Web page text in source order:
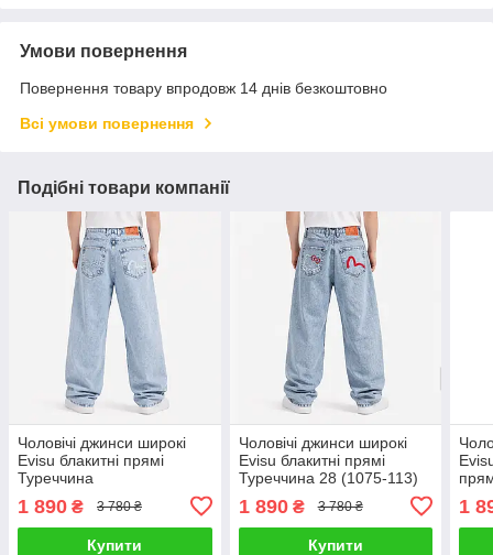
Умови повернення
Повернення товару впродовж 14 днів безкоштовно
Всі умови повернення
Подібні товари компанії
Чоловічі джинси широкі
Evisu блакитні прямі
Туреччина
1 890 ₴ 3 780 ₴
Купити
Чоловічі джинси широкі
Evisu блакитні прямі
Туреччина 28 (1075-113)
1 890₴ 3 780 ₴
Купити
1